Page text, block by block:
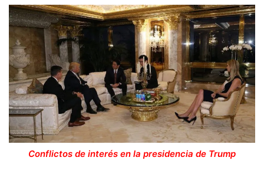
Conflictos de interés en la presidencia de Trump